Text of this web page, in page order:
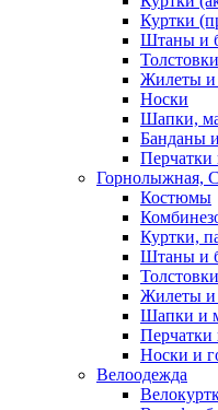
Куртки
Штаны и
Жилеты и
Носки
Шапки,
Банданы
Перчатки
Горнолыжная,
Костюмы
Куртки,
Штаны и
Жилеты и
Шапки и
Перчатки
Носки и
Велоодежда